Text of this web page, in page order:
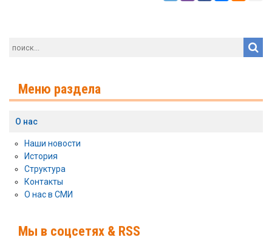
Меню раздела
О нас
Наши новости
История
Структура
Контакты
О нас в СМИ
Мы в соцсетях & RSS